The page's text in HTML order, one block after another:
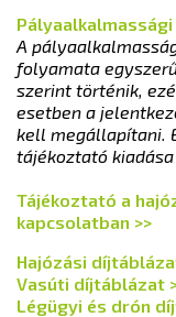
A
folyamata
szerint történik,
esetben a
kell megállapítani.
tájékoztató kiadása
Tájékoztató a
kapcsolatban >>
Hajózási
Vasúti díjtáblázat
Légügyi és drón